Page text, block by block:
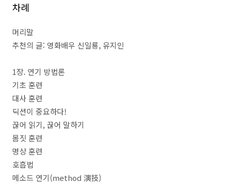
차례
머리말
추천의 글: 영화배우 신일룡,유지인
1장. 연기 방법론
기초 훈련
대사 훈련
딕션이 중요하다!
끊어 읽기,끊어 말하기
몸짓 훈련
명상 훈련
호흡법
메소드 연기(method 演技)